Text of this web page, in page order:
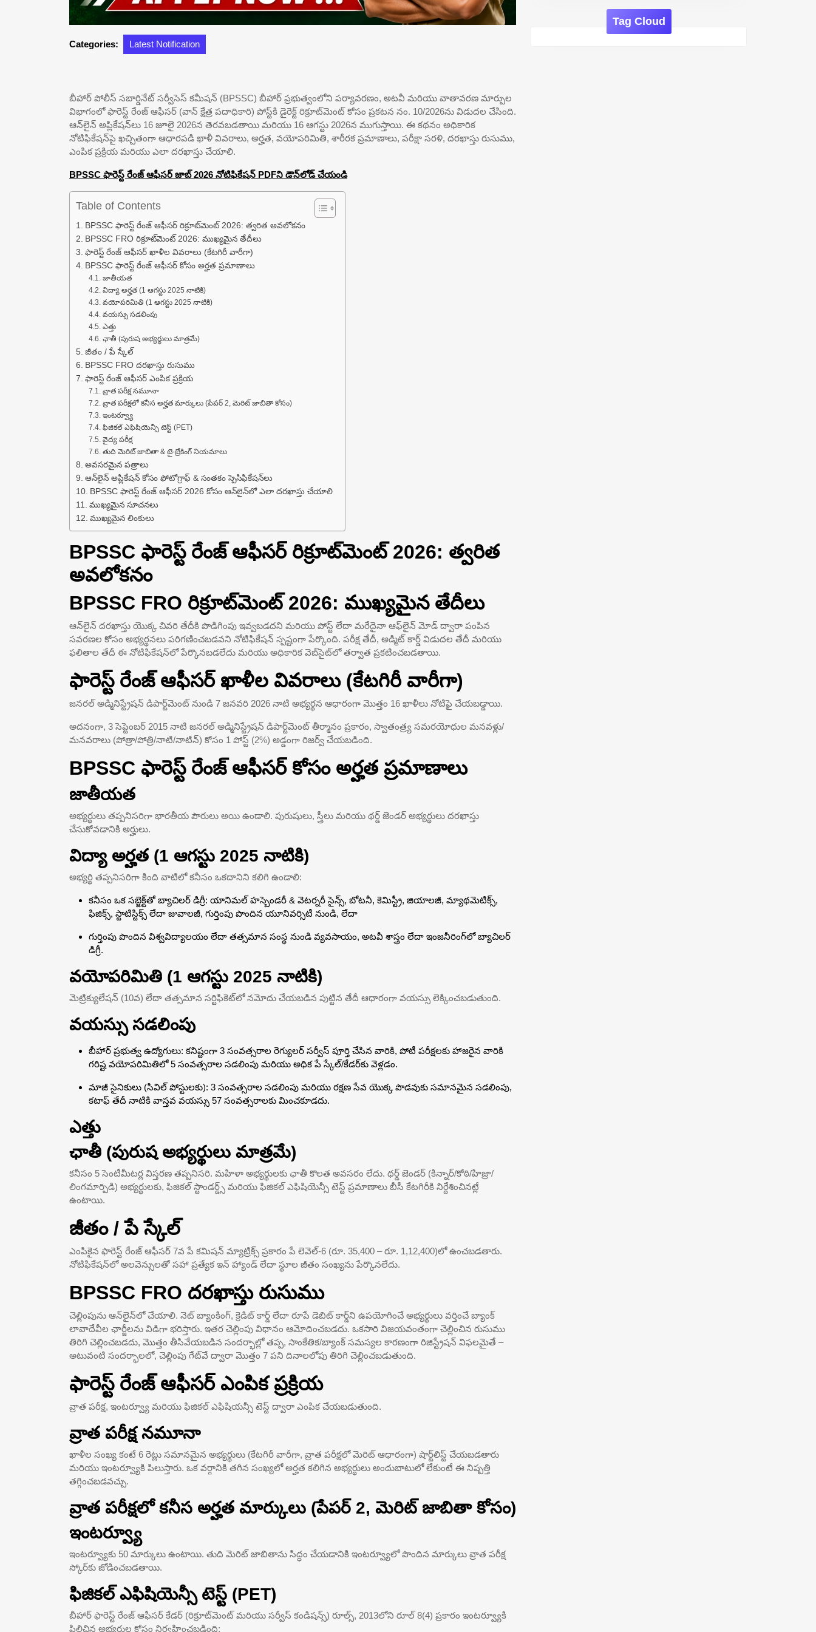
Categories: Latest Notification
బీహార్ పోలీస్ సబార్డినేట్ సర్వీసెస్ కమీషన్ (BPSSC) బీహార్ ప్రభుత్వంలోని పర్యావరణం, అటవీ మరియు వాతావరణ మార్పుల
విభాగంలో ఫారెస్ట్ రేంజ్ ఆఫీసర్ (వాన్ క్షేత్ర పదాధికారి) పోస్ట్‌కి డైరెక్ట్ రిక్రూట్‌మెంట్ కోసం ప్రకటన నం. 10/2026ను విడుదల చేసింది.
ఆన్‌లైన్ అప్లికేషన్‌లు 16 జూలై 2026న తెరవబడతాయి మరియు 16 ఆగస్టు 2026న ముగుస్తాయి. ఈ కథనం అధికారిక
నోటిఫికేషన్‌పై ఖచ్చితంగా ఆధారపడి ఖాళీ వివరాలు, అర్హత, వయోపరిమితి, శారీరక ప్రమాణాలు, పరీక్షా సరళి, దరఖాస్తు రుసుము,
ఎంపిక ప్రక్రియ మరియు ఎలా దరఖాస్తు చేయాలి.
BPSSC ఫారెస్ట్ రేంజ్ ఆఫీసర్ జాబ్ 2026 నోటిఫికేషన్ PDFని డౌన్‌లోడ్ చేయండి
Table of Contents
BPSSC ఫారెస్ట్ రేంజ్ ఆఫీసర్ రిక్రూట్‌మెంట్ 2026: త్వరిత అవలోకనం
BPSSC FRO రిక్రూట్‌మెంట్ 2026: ముఖ్యమైన తేదీలు
ఫారెస్ట్ రేంజ్ ఆఫీసర్ ఖాళీల వివరాలు (కేటగిరీ వారీగా)
BPSSC ఫారెస్ట్ రేంజ్ ఆఫీసర్ కోసం అర్హత ప్రమాణాలు
జాతీయత
విద్యా అర్హత (1 ఆగస్టు 2025 నాటికి)
వయోపరిమితి (1 ఆగస్టు 2025 నాటికి)
వయస్సు సడలింపు
ఎత్తు
ఛాతీ (పురుష అభ్యర్థులు మాత్రమే)
జీతం / పే స్కేల్
BPSSC FRO దరఖాస్తు రుసుము
ఫారెస్ట్ రేంజ్ ఆఫీసర్ ఎంపిక ప్రక్రియ
వ్రాత పరీక్ష నమూనా
వ్రాత పరీక్షలో కనీస అర్హత మార్కులు (పేపర్ 2, మెరిట్ జాబితా కోసం)
ఇంటర్వ్యూ
ఫిజికల్ ఎఫిషియెన్సీ టెస్ట్ (PET)
వైద్య పరీక్ష
తుది మెరిట్ జాబితా & టై-బ్రేకింగ్ నియమాలు
అవసరమైన పత్రాలు
ఆన్‌లైన్ అప్లికేషన్ కోసం ఫోటోగ్రాఫ్ & సంతకం స్పెసిఫికేషన్‌లు
BPSSC ఫారెస్ట్ రేంజ్ ఆఫీసర్ 2026 కోసం ఆన్‌లైన్‌లో ఎలా దరఖాస్తు చేయాలి
ముఖ్యమైన సూచనలు
ముఖ్యమైన లింకులు
BPSSC ఫారెస్ట్ రేంజ్ ఆఫీసర్ రిక్రూట్‌మెంట్ 2026: త్వరిత
అవలోకనం
BPSSC FRO రిక్రూట్‌మెంట్ 2026: ముఖ్యమైన తేదీలు
ఆన్‌లైన్ దరఖాస్తు యొక్క చివరి తేదీకి పొడిగింపు ఇవ్వబడదని మరియు పోస్ట్ లేదా మరేదైనా ఆఫ్‌లైన్ మోడ్ ద్వారా పంపిన
సవరణల కోసం అభ్యర్థనలు పరిగణించబడవని నోటిఫికేషన్ స్పష్టంగా పేర్కొంది. పరీక్ష తేదీ, అడ్మిట్ కార్డ్ విడుదల తేదీ మరియు
ఫలితాల తేదీ ఈ నోటిఫికేషన్‌లో పేర్కొనబడలేదు మరియు అధికారిక వెబ్‌సైట్‌లో తర్వాత ప్రకటించబడతాయి.
ఫారెస్ట్ రేంజ్ ఆఫీసర్ ఖాళీల వివరాలు (కేటగిరీ వారీగా)
జనరల్ అడ్మినిస్ట్రేషన్ డిపార్ట్‌మెంట్ నుండి 7 జనవరి 2026 నాటి అభ్యర్థన ఆధారంగా మొత్తం 16 ఖాళీలు నోటిఫై చేయబడ్డాయి.
అదనంగా, 3 సెప్టెంబర్ 2015 నాటి జనరల్ అడ్మినిస్ట్రేషన్ డిపార్ట్‌మెంట్ తీర్మానం ప్రకారం, స్వాతంత్ర్య సమరయోధుల మనవళ్లు/
మనవరాలు (పోత్రా/పోత్రి/నాటి/నాటిన్) కోసం 1 పోస్ట్ (2%) అడ్డంగా రిజర్వ్ చేయబడింది.
BPSSC ఫారెస్ట్ రేంజ్ ఆఫీసర్ కోసం అర్హత ప్రమాణాలు
జాతీయత
అభ్యర్థులు తప్పనిసరిగా భారతీయ పౌరులు అయి ఉండాలి. పురుషులు, స్త్రీలు మరియు థర్డ్ జెండర్ అభ్యర్థులు దరఖాస్తు
చేసుకోవడానికి అర్హులు.
విద్యా అర్హత (1 ఆగస్టు 2025 నాటికి)
అభ్యర్థి తప్పనిసరిగా కింది వాటిలో కనీసం ఒకదానిని కలిగి ఉండాలి:
కనీసం ఒక సబ్జెక్ట్‌తో బ్యాచిలర్ డిగ్రీ: యానిమల్ హస్బెండరీ & వెటర్నరీ సైన్స్, బోటనీ, కెమిస్ట్రీ, జియాలజీ, మ్యాథమెటిక్స్,
ఫిజిక్స్, స్టాటిస్టిక్స్ లేదా జువాలజీ, గుర్తింపు పొందిన యూనివర్సిటీ నుండి, లేదా
గుర్తింపు పొందిన విశ్వవిద్యాలయం లేదా తత్సమాన సంస్థ నుండి వ్యవసాయం, అటవీ శాస్త్రం లేదా ఇంజనీరింగ్‌లో బ్యాచిలర్
డిగ్రీ.
వయోపరిమితి (1 ఆగస్టు 2025 నాటికి)
మెట్రిక్యులేషన్ (10వ) లేదా తత్సమాన సర్టిఫికెట్‌లో నమోదు చేయబడిన పుట్టిన తేదీ ఆధారంగా వయస్సు లెక్కించబడుతుంది.
వయస్సు సడలింపు
బీహార్ ప్రభుత్వ ఉద్యోగులు: కనిష్టంగా 3 సంవత్సరాల రెగ్యులర్ సర్వీస్ పూర్తి చేసిన వారికి, పోటీ పరీక్షలకు హాజరైన వారికి
గరిష్ట వయోపరిమితిలో 5 సంవత్సరాల సడలింపు మరియు అధిక పే స్కేల్/కేడర్‌కు వెళ్లడం.
మాజీ సైనికులు (సివిల్ పోస్టులకు): 3 సంవత్సరాల సడలింపు మరియు రక్షణ సేవ యొక్క పొడవుకు సమానమైన సడలింపు,
కటాఫ్ తేదీ నాటికి వాస్తవ వయస్సు 57 సంవత్సరాలకు మించకూడదు.
ఎత్తు
ఛాతీ (పురుష అభ్యర్థులు మాత్రమే)
కనీసం 5 సెంటీమీటర్ల విస్తరణ తప్పనిసరి. మహిళా అభ్యర్థులకు ఛాతీ కొలత అవసరం లేదు. థర్డ్ జెండర్ (కిన్నార్/కోఠి/హిజ్రా/
లింగమార్పిడి) అభ్యర్థులకు, ఫిజికల్ స్టాండర్డ్స్ మరియు ఫిజికల్ ఎఫిషియెన్సీ టెస్ట్ ప్రమాణాలు బీసీ కేటగిరీకి నిర్దేశించినట్లే
ఉంటాయి.
జీతం / పే స్కేల్
ఎంపికైన ఫారెస్ట్ రేంజ్ ఆఫీసర్ 7వ పే కమిషన్ మ్యాట్రిక్స్ ప్రకారం పే లెవెల్-6 (రూ. 35,400 – రూ. 1,12,400)లో ఉంచబడతారు.
నోటిఫికేషన్‌లో అలవెన్సులతో సహా ప్రత్యేక ఇన్ హ్యాండ్ లేదా స్థూల జీతం సంఖ్యను పేర్కొనలేదు.
BPSSC FRO దరఖాస్తు రుసుము
చెల్లింపును ఆన్‌లైన్‌లో చేయాలి. నెట్ బ్యాంకింగ్, క్రెడిట్ కార్డ్ లేదా రూపే డెబిట్ కార్డ్‌ని ఉపయోగించే అభ్యర్థులు వర్తించే బ్యాంక్
లావాదేవీల ఛార్జీలను విడిగా భరిస్తారు. ఇతర చెల్లింపు విధానం ఆమోదించబడదు. ఒకసారి విజయవంతంగా చెల్లించిన రుసుము
తిరిగి చెల్లించబడదు, మొత్తం తీసివేయబడిన సందర్భాల్లో తప్ప, సాంకేతిక/బ్యాంక్ సమస్యల కారణంగా రిజిస్ట్రేషన్ విఫలమైతే –
అటువంటి సందర్భాలలో, చెల్లింపు గేట్‌వే ద్వారా మొత్తం 7 పని దినాలలోపు తిరిగి చెల్లించబడుతుంది.
ఫారెస్ట్ రేంజ్ ఆఫీసర్ ఎంపిక ప్రక్రియ
వ్రాత పరీక్ష, ఇంటర్వ్యూ మరియు ఫిజికల్ ఎఫిషియన్సీ టెస్ట్ ద్వారా ఎంపిక చేయబడుతుంది.
వ్రాత పరీక్ష నమూనా
ఖాళీల సంఖ్య కంటే 6 రెట్లు సమానమైన అభ్యర్థులు (కేటగిరీ వారీగా, వ్రాత పరీక్షలో మెరిట్ ఆధారంగా) షార్ట్‌లిస్ట్ చేయబడతారు
మరియు ఇంటర్వ్యూకి పిలుస్తారు. ఒక వర్గానికి తగిన సంఖ్యలో అర్హత కలిగిన అభ్యర్థులు అందుబాటులో లేకుంటే ఈ నిష్పత్తి
తగ్గించబడవచ్చు.
వ్రాత పరీక్షలో కనీస అర్హత మార్కులు (పేపర్ 2, మెరిట్ జాబితా కోసం)
ఇంటర్వ్యూ
ఇంటర్వ్యూకు 50 మార్కులు ఉంటాయి. తుది మెరిట్ జాబితాను సిద్ధం చేయడానికి ఇంటర్వ్యూలో పొందిన మార్కులు వ్రాత పరీక్ష
స్కోర్‌కు జోడించబడతాయి.
ఫిజికల్ ఎఫిషియెన్సీ టెస్ట్ (PET)
బీహార్ ఫారెస్ట్ రేంజ్ ఆఫీసర్ కేడర్ (రిక్రూట్‌మెంట్ మరియు సర్వీస్ కండిషన్స్) రూల్స్, 2013లోని రూల్ 8(4) ప్రకారం ఇంటర్వ్యూకి
పిలిచిన అభ్యర్థుల కోసం నిర్వహించబడింది:
Tag Cloud